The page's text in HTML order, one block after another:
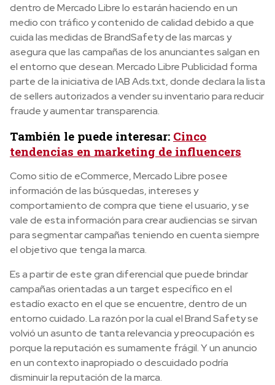
dentro de Mercado Libre lo estarán haciendo en un
medio con tráfico y contenido de calidad debido a que
cuida las medidas de BrandSafety de las marcas y
asegura que las campañas de los anunciantes salgan en
el entorno que desean. Mercado Libre Publicidad forma
parte de la iniciativa de IAB Ads.txt, donde declara la lista
de sellers autorizados a vender su inventario para reducir
fraude y aumentar transparencia.
También le puede interesar: Cinco
tendencias en marketing de influencers
Como sitio de eCommerce, Mercado Libre posee
información de las búsquedas, intereses y
comportamiento de compra que tiene el usuario, y se
vale de esta información para crear audiencias se sirvan
para segmentar campañas teniendo en cuenta siempre
el objetivo que tenga la marca.
Es a partir de este gran diferencial que puede brindar
campañas orientadas a un target específico en el
estadío exacto en el que se encuentre, dentro de un
entorno cuidado. La razón por la cual el Brand Safety se
volvió un asunto de tanta relevancia y preocupación es
porque la reputación es sumamente frágil. Y un anuncio
en un contexto inapropiado o descuidado podría
disminuir la reputación de la marca.